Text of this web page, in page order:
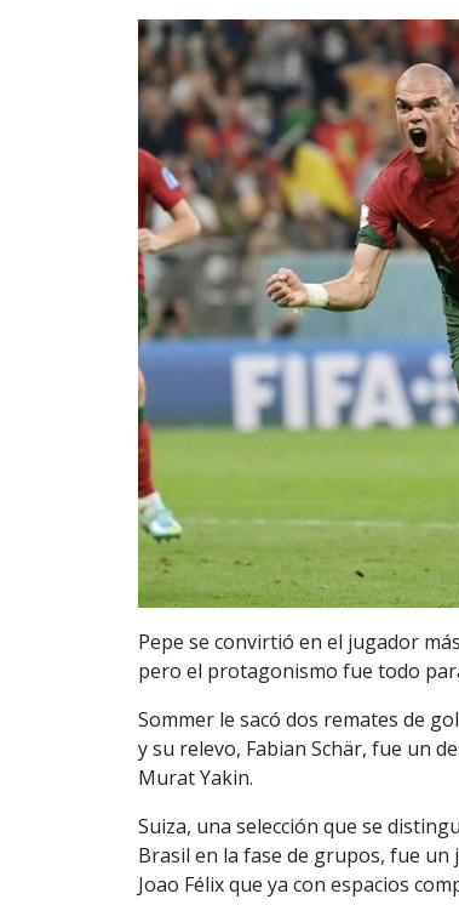
Pepe se convirtió en el jugador
pero el protagonismo fue todo
Sommer le sacó dos remates de
y su relevo, Fabian Schär, fue un
Murat Yakin.
Suiza, una selección que se
Brasil en la fase de grupos, fue
Joao Félix que ya con espacios